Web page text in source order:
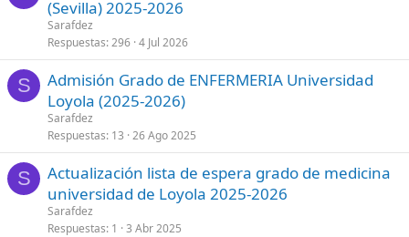
(Sevilla) 2025-2026
Sarafdez
Respuestas 296 4 Jul 2026
S
Admisión Grado de ENFERMERIA Universidad
Loyola (2025-2026)
Sarafdez
Respuestas 13 26 Ago 2025
S
Actualización lista de espera grado de medicina
universidad de Loyola 2025-2026
Sarafdez
Respuestas 1 3 Abr 2025